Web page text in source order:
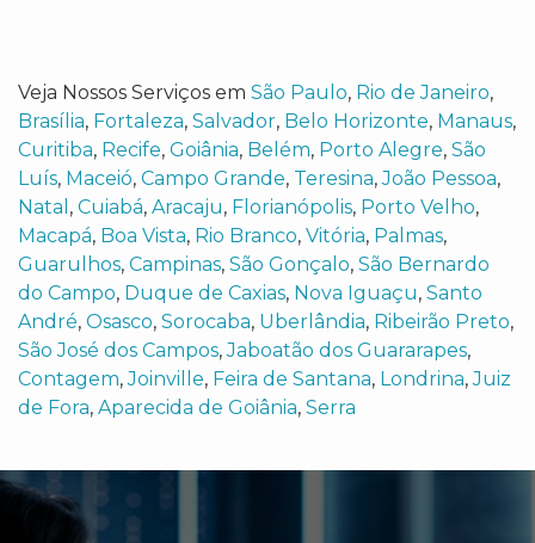
Veja Nossos Serviços em São Paulo, Rio de Janeiro,
Brasília, Fortaleza, Salvador, Belo Horizonte, Manaus,
Curitiba, Recife, Goiânia, Belém, Porto Alegre, São
Luís, Maceió, Campo Grande, Teresina,João Pessoa,
Natal , Cuiabá, Aracaju, Florianópolis, Porto Velho,
Macapá, Boa Vista, Rio Branco, Vitória, Palmas,
Guarulhos, Campinas, São Gonçalo, São Bernardo
do Campo, Duque de Caxias, Nova Iguaçu, Santo
André, Osasco, Sorocaba, Uberlândia, Ribeirão Preto,
São José dos Campos,Jaboatão dos Guararapes,
Contagem,Joinville, Feira de Santana, Londrina,Juiz
de Fora, Aparecida de Goiânia, Serra